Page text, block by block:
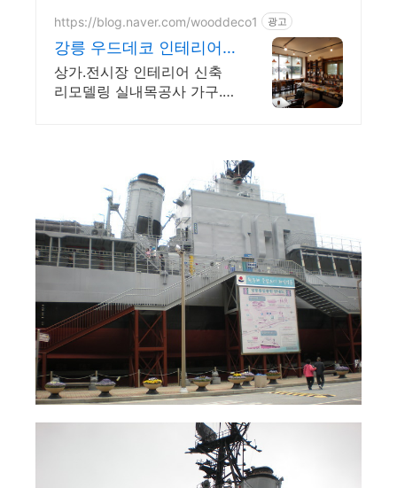
https://blog.naver.com/wooddeco1 광고
강릉 우드데코 인테리어
전문
상가.전시장 인테리어 신축
리모델링 실내목공사 가구.카